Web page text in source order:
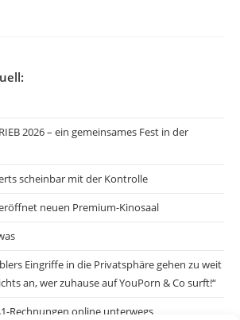
2026 – ein gemeinsames Fest in der
scheinbar mit der Kontrolle
neuen Premium-Kinosaal
Eingriffe in die Privatsphäre gehen zu weit
an, wer zuhause auf YouPorn & Co surft!“
Rechnungen online unterwegs